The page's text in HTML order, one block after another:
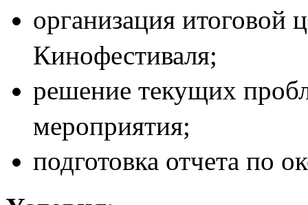
организация итоговой
Кинофестиваля;
решение текущих
мероприятия;
подготовка отчета по